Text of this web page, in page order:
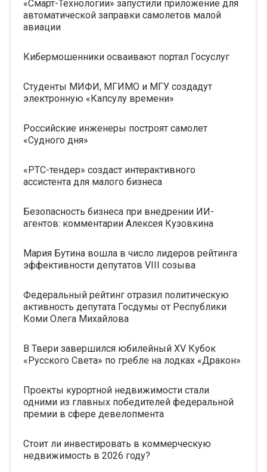
«Смарт-Технологии» запустили приложение для
автоматической заправки самолетов малой
авиации
Кибермошенники осваивают портал Госуслуг
Студенты МИФИ, МГИМО и МГУ создадут
электронную «Капсулу времени»
Российские инженеры построят самолет
«Судного дня»
«РТС-тендер» создаст интерактивного
ассистента для малого бизнеса
Безопасность бизнеса при внедрении ИИ-
агентов: комментарии Алексея Кузовкина
Мария Бутина вошла в число лидеров рейтинга
эффективности депутатов VIII созыва
Федеральный рейтинг отразил политическую
активность депутата Госдумы от Республики
Коми Олега Михайлова
В Твери завершился юбилейный XV Кубок
«Русского Света» по гребле на лодках «Дракон»
Проекты курортной недвижимости стали
одними из главных победителей федеральной
премии в сфере девелопмента
Стоит ли инвестировать в коммерческую
недвижимость в 2026 году?